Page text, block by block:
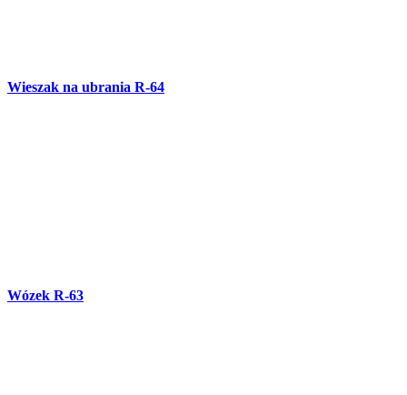
Balustrada kuta balkonowa B-76
Brama skrzydłowa kuta OG-81